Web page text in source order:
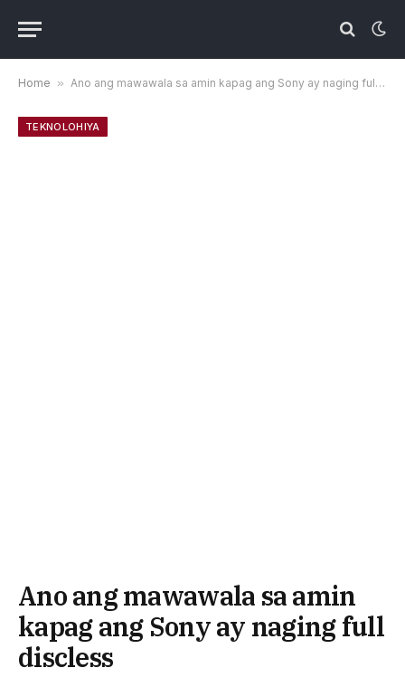
Home » Ano ang mawawala sa amin kapag ang Sony ay naging full discless
TEKNOLOHIYA
Ano ang mawawala sa amin
kapag ang Sony ay naging full
discless